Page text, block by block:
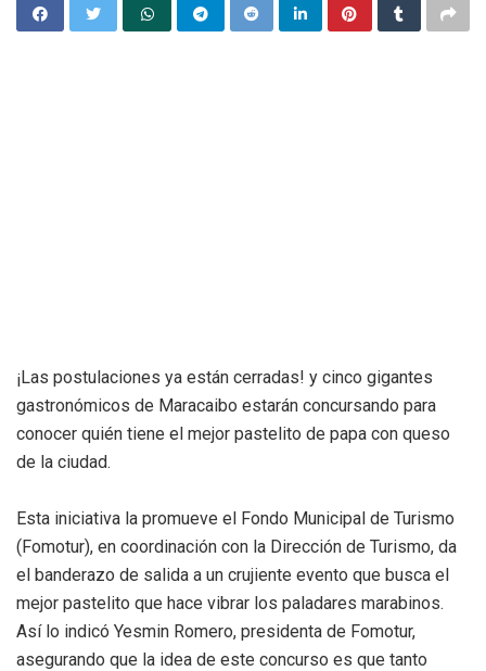
¡Las postulaciones ya están cerradas! y cinco gigantes
gastronómicos de Maracaibo estarán concursando para
conocer quién tiene el mejor pastelito de papa con queso
de la ciudad.
Esta iniciativa la promueve el Fondo Municipal de Turismo
(Fomotur), en coordinación con la Dirección de Turismo, da
el banderazo de salida a un crujiente evento que busca el
mejor pastelito que hace vibrar los paladares marabinos.
Así lo indicó Yesmin Romero, presidenta de Fomotur,
asegurando que la idea de este concurso es que tanto